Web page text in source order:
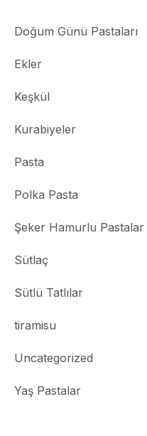
Doğum Günü Pastaları
Ekler
Keşkül
Kurabiyeler
Pasta
Polka Pasta
Şeker Hamurlu Pastalar
Sütlaç
Sütlü Tatlılar
tiramisu
Uncategorized
Yaş Pastalar